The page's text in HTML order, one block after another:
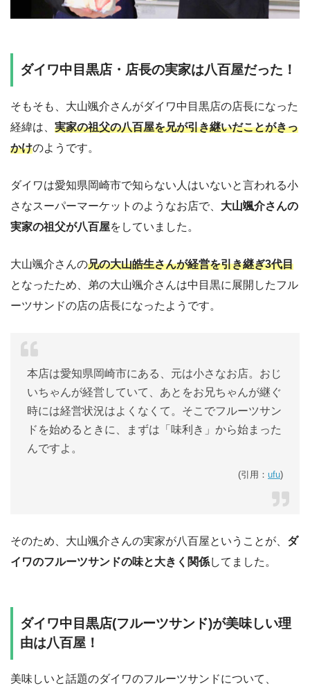
ダイワ中目黒店・店長の実家は八百屋だった！
そもそも、大山颯介さんがダイワ中目黒店の店長になった
経緯は、 実家の祖父の八百屋を兄が引き継いだことがきっ
かけのようです。
ダイワは愛知県岡崎市で知らない人はいないと言われる小
さなスーパーマーケットのようなお店で、 大山颯介さんの
実家の祖父が八百屋をしていました。
大山颯介さんの兄の大山皓生さんが経営を引き継ぎ3代目
となったため、弟の大山颯介さんは中目黒に展開したフル
ーツサンドの店の店長になったようです。
本店は愛知県岡崎市にある、元は小さなお店。おじ
いちゃんが経営していて、あとをお兄ちゃんが継ぐ
時には経営状況はよくなくて。そこでフルーツサン
ドを始めるときに、まずは「味利き」から始まった
んですよ。
(引用： ufu)
そのため、大山颯介さんの実家が八百屋ということが、 ダ
イワのフルーツサンドの味と大きく関係してました。
ダイワ中目黒店(フルーツサンド)が美味しい理
由は八百屋！
美味しいと話題のダイワのフルーツサンドについて、